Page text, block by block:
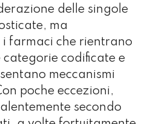
delle singole
ma
i farmaci che rientrano
categorie codificate e
meccanismi
poche eccezioni,
secondo